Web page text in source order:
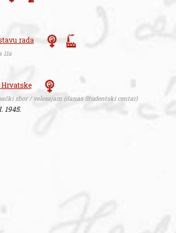
rada
zbor / velesajam (danas Studentski centar)
1945.